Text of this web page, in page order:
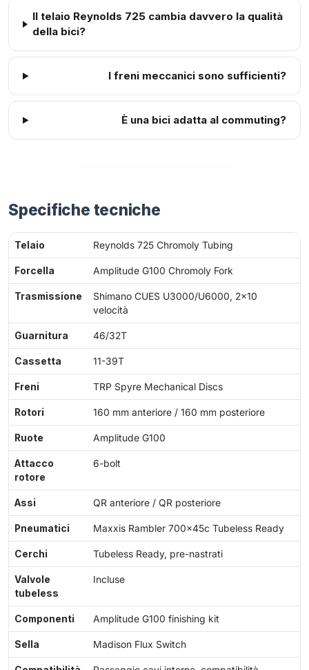
Il telaio Reynolds 725 cambia davvero la qualità
della bici?
I freni meccanici sono sufficienti?
È una bici adatta al commuting?
Specifiche tecniche
Telaio Reynolds 725 Chromoly Tubing
Forcella Amplitude G100 Chromoly Fork
Trasmissione
Shimano CUES U3000/U6000, 2×10
velocità
Guarnitura 46/32T
Cassetta 11-39T
Freni TRP Spyre Mechanical Discs
Rotori 160 mm anteriore / 160 mm posteriore
Ruote Amplitude G100
Attacco
rotore
6-bolt
Assi QR anteriore / QR posteriore
Pneumatici Maxxis Rambler 700x45c Tubeless Ready
Cerchi Tubeless Ready, pre-nastrati
Valvole
tubeless
Incluse
Componenti Amplitude G100 finishing kit
Sella Madison Flux Switch